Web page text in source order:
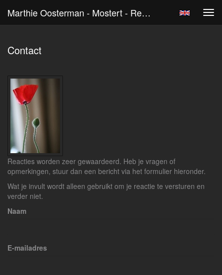
Marthie Oosterman - Mostert - Reageer
Contact
Reacties worden zeer gewaardeerd. Heb je vragen of
opmerkingen, stuur dan een bericht via het formulier hieronder.
Wat je invult wordt alleen gebruikt om je reactie te versturen en
verder niet.
Naam
E-mailadres